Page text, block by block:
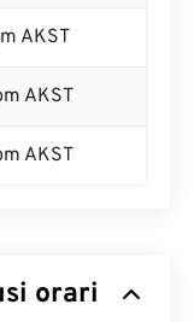
AKST
AKST
AKST
orari